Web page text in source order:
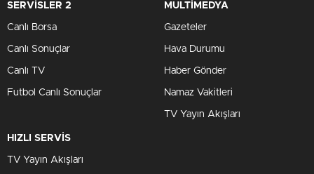
SERVİSLER 2
Canlı Borsa
Canlı Sonuçlar
Canlı TV
Futbol Canlı Sonuçlar
MULTİMEDYA
Gazeteler
Hava Durumu
Haber Gönder
Namaz Vakitleri
TV Yayın Akışları
HIZLI SERVİS
TV Yayın Akışları